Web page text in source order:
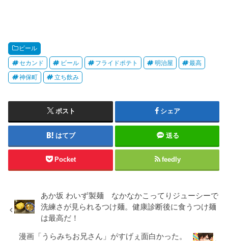
ビール
セカンド ビール フライドポテト 明治屋 最高
神保町 立ち飲み
ポスト シェア
はてブ 送る
Pocket feedly
あか坂 わいず製麺 なかなかこってりジューシーで
洗練さが見られるつけ麺。健康診断後に食うつけ麺
は最高だ！
漫画「うらみちお兄さん」がすげぇ面白かった。